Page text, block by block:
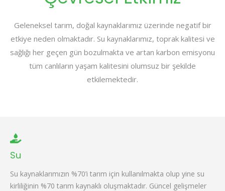
Geleneksel tarım, doğal kaynaklarımız üzerinde negatif bir
etkiye neden olmaktadır. Su kaynaklarımız, toprak kalitesi ve
sağlığı her geçen gün bozulmakta ve artan karbon emisyonu
tüm canlıların yaşam kalitesini olumsuz bir şekilde
etkilemektedir.
Su
Su kaynaklarımızın %70’i tarım için kullanılmakta olup yine su
kirliliğinin %70 tarım kaynaklı oluşmaktadır. Güncel gelişmeler